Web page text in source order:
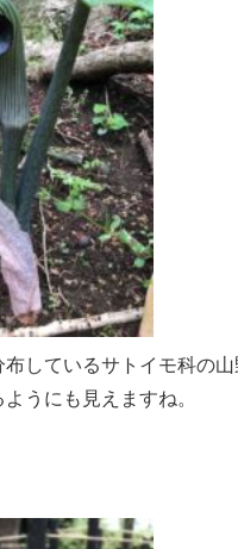
しているサトイモ科の
うにも見えますね。